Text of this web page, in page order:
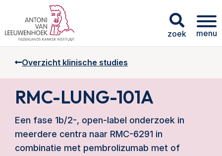
zoek menu
Overzicht klinische studies
RMC-LUNG-101A
Een fase 1b/2-, open-label onderzoek in
meerdere centra naar RMC-6291 in
combinatie met pembrolizumab met of